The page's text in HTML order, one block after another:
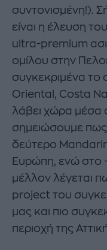
συντονισμένη!).
είναι η έλευση
ultra-premium
ομίλου στην
συγκεκριμένα
Oriental, Costa
λάβει χώρα μέσα
σημειώσουμε πως
δεύτερο
Ευρώπη, ενώ στο -
μέλλον λέγεται
project του
μας και πιο
περιοχή της